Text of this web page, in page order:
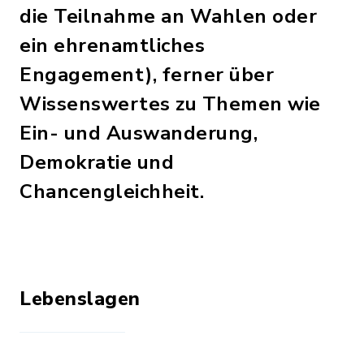
die Teilnahme an Wahlen oder
ein ehrenamtliches
Engagement), ferner über
Wissenswertes zu Themen wie
Ein- und Auswanderung,
Demokratie und
Chancengleichheit.
Lebenslagen